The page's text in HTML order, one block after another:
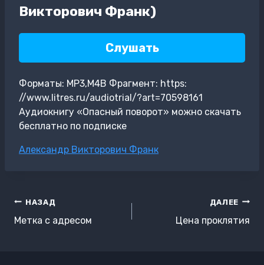
Викторович Франк)
Слушать
Форматы: MP3,M4B Фрагмент: https:
//www.litres.ru/audiotrial/?art=70598161
Аудиокнигу «Опасный поворот» можно скачать
бесплатно по подписке
Метки
Александр Викторович Франк
Навигация
по
НАЗАД
Метка с адресом
ДАЛЕЕ
Цена проклятия